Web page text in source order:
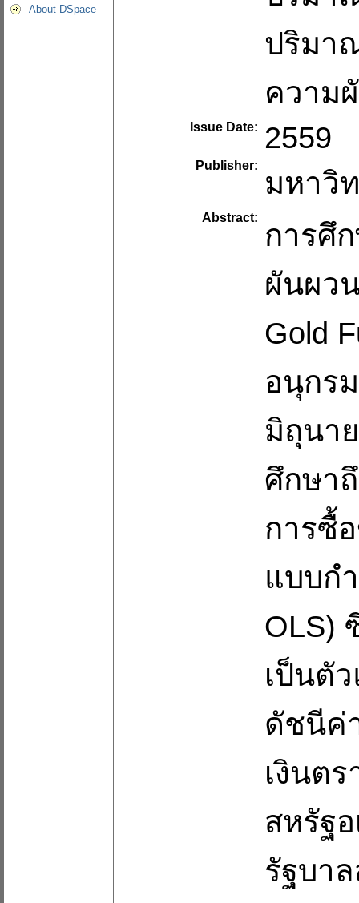
About DSpace
ปริมา
ความ
Issue Date: 2559
Publisher:
มหาวิ
Abstract:
การศึ
ผันผว
Gold
อนุกร
มิถุนา
ศึกษา
การซื้
แบบก
OLS)
เป็นตั
ดัชนีค่
เงินต
สหรัฐ
รัฐบา